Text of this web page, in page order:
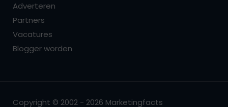
Adverteren
Partners
Vacatures
Blogger worden
Copyright © 2002 - 2026 Marketingfacts